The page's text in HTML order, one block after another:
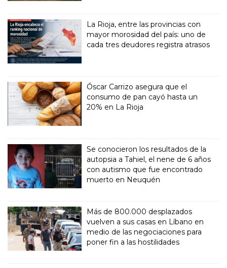
La Rioja, entre las provincias con
mayor morosidad del país: uno de
cada tres deudores registra atrasos
Óscar Carrizo asegura que el
consumo de pan cayó hasta un
20% en La Rioja
Se conocieron los resultados de la
autopsia a Tahiel, el nene de 6 años
con autismo que fue encontrado
muerto en Neuquén
Más de 800.000 desplazados
vuelven a sus casas en Líbano en
medio de las negociaciones para
poner fin a las hostilidades